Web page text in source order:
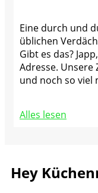
Eine durch und
üblichen
Gibt es das?
Adresse. Unsere
und noch so viel
Alles lesen
Hey